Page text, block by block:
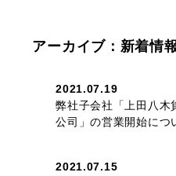
アーカイブ：新着情
2021.07.19
弊社子会社「上田八木
公司」の営業開始につ
2021.07.15